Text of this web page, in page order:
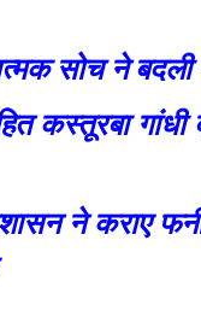
सोच ने
कस्तूरबा गांधी
ने कराए